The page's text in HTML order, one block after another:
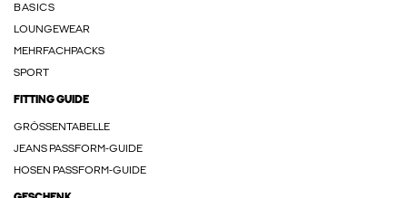
BASICS
LOUNGEWEAR
MEHRFACHPACKS
SPORT
FITTING GUIDE
GRÖSSENTABELLE
JEANS PASSFORM-GUIDE
HOSEN PASSFORM-GUIDE